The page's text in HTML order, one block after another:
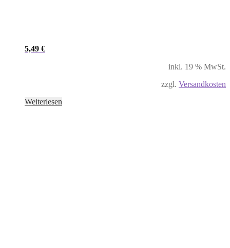
5,49 €
inkl. 19 % MwSt.
zzgl. Versandkosten
Weiterlesen